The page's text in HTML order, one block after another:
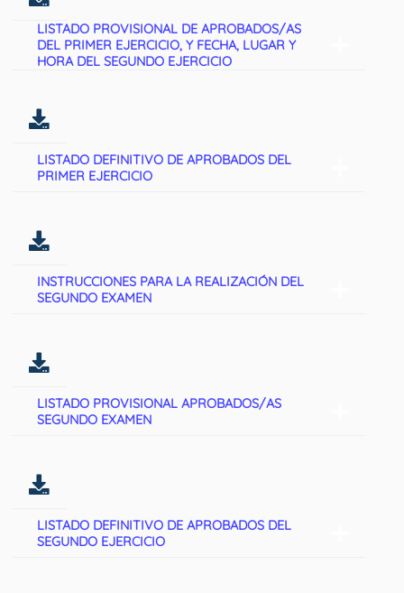
LISTADO PROVISIONAL DE APROBADOS/AS
DEL PRIMER EJERCICIO, Y FECHA, LUGAR Y
HORA DEL SEGUNDO EJERCICIO
LISTADO DEFINITIVO DE APROBADOS DEL
PRIMER EJERCICIO
INSTRUCCIONES PARA LA REALIZACIÓN DEL
SEGUNDO EXAMEN
LISTADO PROVISIONAL APROBADOS/AS
SEGUNDO EXAMEN
LISTADO DEFINITIVO DE APROBADOS DEL
SEGUNDO EJERCICIO